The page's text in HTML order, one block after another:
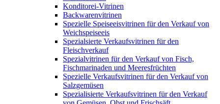
Konditorei-Vitrinen
Backwarenvitrinen
Spezielle Speiseeisvitrinen für den Verkauf von
Weichspeiseeis
Spezialsierte Verkaufsvitrinen für den
Fleischverkauf
Spezialvitrinen für den Verkauf von Fisch,
Fischmarinaden und Meeresfrüchten
Spezielle Verkaufsvitrinen für den Verkauf von
Salzgemüsen
Spezialisierte Verkaufsvitrinen für den Verkauf